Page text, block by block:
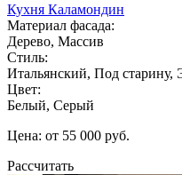
Кухня Каламондин
Материал фасада:
Дерево, Массив
Стиль:
Итальянский, Под старину,
Цвет:
Белый, Серый
Цена: от 55 000 руб.
Рассчитать